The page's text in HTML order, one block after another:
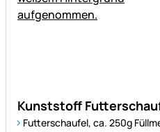
Kunststoff
Futterschaufel, ca. 250g